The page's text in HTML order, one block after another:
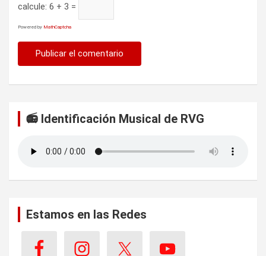
calcule: 6 + 3 =
Powered by MathCaptcha
📻 Identificación Musical de RVG
Estamos en las Redes